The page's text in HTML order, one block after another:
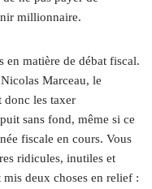
millionnaire.
en matière de débat fiscal.
Marceau, le
donc les taxer
sans fond, même si ce
fiscale en cours. Vous
ridicules, inutiles et
deux choses en relief :